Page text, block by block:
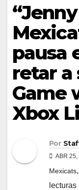
pausa
retar a
Game
Xbox
Por
ABR 25,
Mexicats,
lecturas